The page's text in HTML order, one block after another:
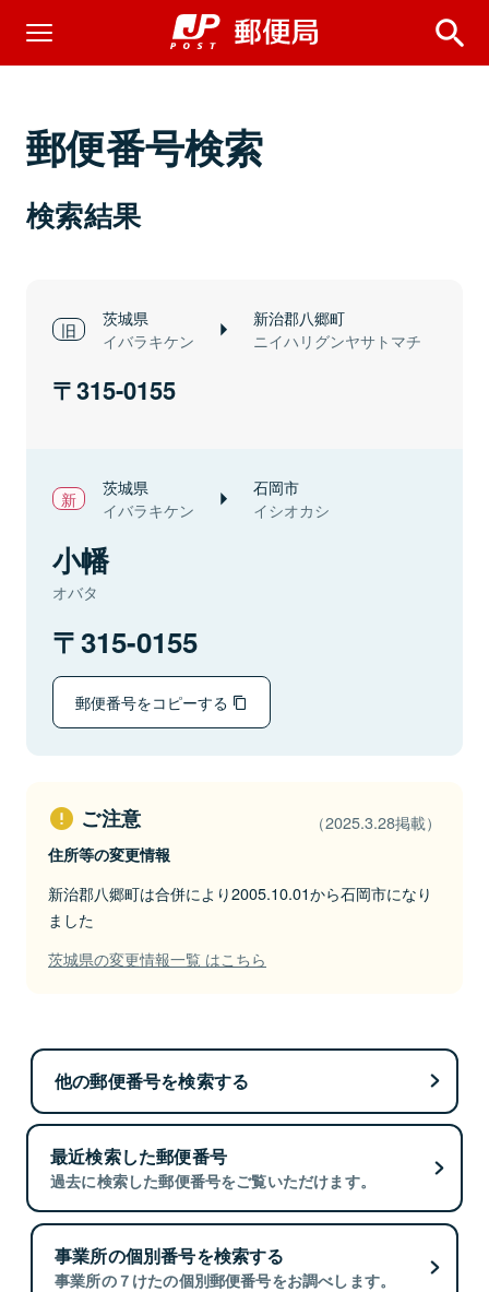
郵便番号検索
検索結果
茨城県
イバラキケン
新治郡八郷町
ニイハリグンヤサトマチ
315-0155
茨城県
イバラキケン
石岡市
イシオカシ
小幡
オバタ
315-0155
郵便番号をコピーする
ご注意 （2025.3.28掲載）
住所等の変更情報
新治郡八郷町は合併により2005.10.01から石岡市になり
ました
茨城県の変更情報一覧 はこちら
他の郵便番号を検索する
最近検索した郵便番号
過去に検索した郵便番号をご覧いただけます。
事業所の個別番号を検索する
事業所の７けたの個別郵便番号をお調べします。